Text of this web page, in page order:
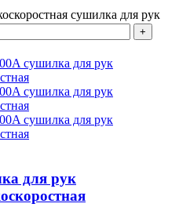
сушилка для рук
для рук